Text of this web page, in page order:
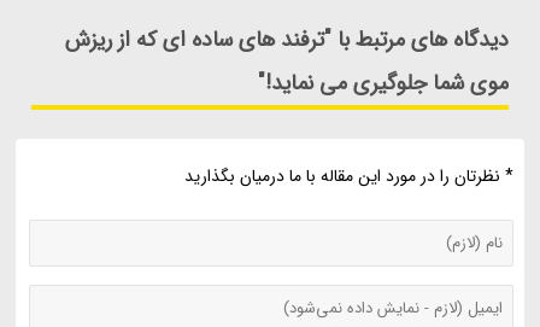
دیدگاه های مرتبط با "ترفند های ساده ای که از ریزش
موی شما جلوگیری می نماید!"
* نظرتان را در مورد این مقاله با ما درمیان بگذارید